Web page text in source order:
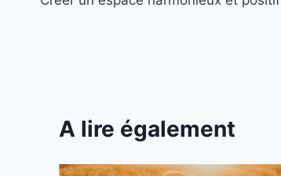
de
A lire également